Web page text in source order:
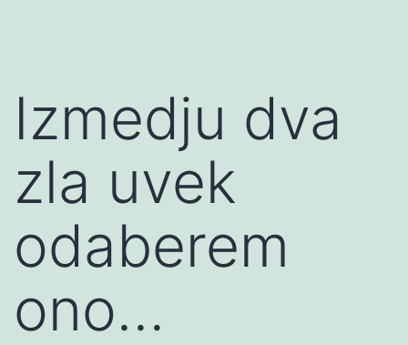
Izmedju dva
zla uvek
odaberem
ono…